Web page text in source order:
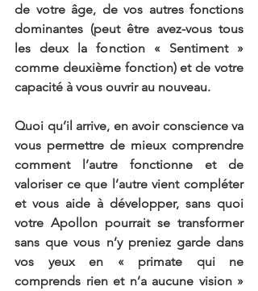
de votre âge, de vos autres fonctions
dominantes (peut être avez-vous tous
les deux la fonction « Sentiment »
comme deuxième fonction) et de votre
capacité à vous ouvrir au nouveau.
Quoi qu’il arrive, en avoir conscience va
vous permettre de mieux comprendre
comment l’autre fonctionne et de
valoriser ce que l’autre vient compléter
et vous aide à développer, sans quoi
votre Apollon pourrait se transformer
sans que vous n’y preniez garde dans
vos yeux en « primate qui ne
comprends rien et n’a aucune vision »